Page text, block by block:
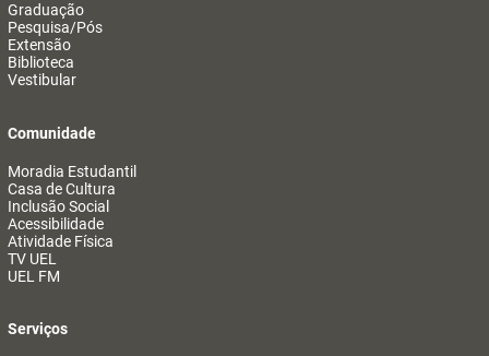
Graduação
Pesquisa/Pós
Extensão
Biblioteca
Vestibular
Comunidade
Moradia Estudantil
Casa de Cultura
Inclusão Social
Acessibilidade
Atividade Física
TV UEL
UEL FM
Serviços